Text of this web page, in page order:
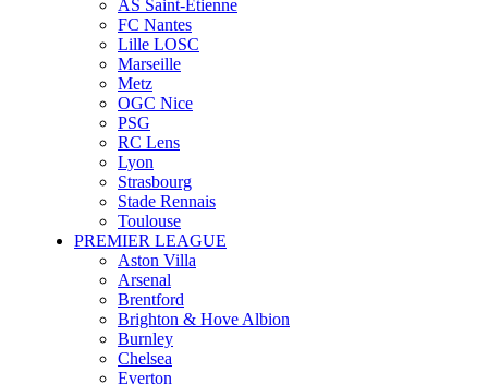
AS Saint-Étienne
FC Nantes
Lille LOSC
Marseille
Metz
OGC Nice
PSG
RC Lens
Lyon
Strasbourg
Stade Rennais
Toulouse
PREMIER LEAGUE
Aston Villa
Arsenal
Brentford
Brighton & Hove Albion
Burnley
Chelsea
Everton